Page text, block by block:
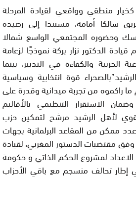
منطقي وواقعي لقيادة المرحلة
سالكا أمامه، مستندًا إلى رصيده
وحضوره المجتمعي الواسع شمالا
قيادة الدكتور نزار بركة نموذجًا لزعامة
الحزبية والكفاءة في التدبير، بينما
قوة انتخابية وسياسية
راكموه من تجربة ميدانية وقدرة على
الاستقرار التنظيمي بالأقاليم
لأهل الرشيد مرشح لتمكين حزب
ممكن من المقاعد البرلمانية بجهات
مقتضيات الدستور المغربي، لقيادة
لمشروع الحكم الذاتي و حكومة
إطار تحالف منسجم مع باقي الأحزاب